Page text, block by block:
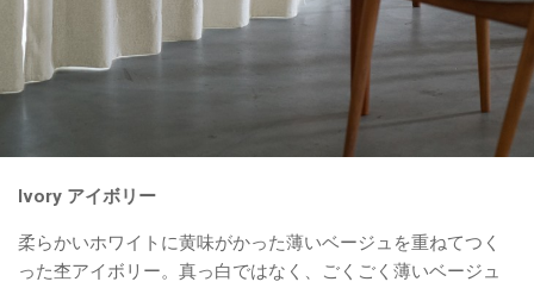
Ivory アイボリー
柔らかいホワイトに黄味がかった薄いベージュを重ねてつく
った杢アイボリー。真っ白ではなく、ごくごく薄いベージュ